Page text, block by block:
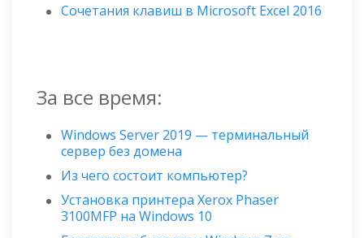
Сочетания клавиш в Microsoft Excel 2016
За все время:
Windows Server 2019 — терминальный
сервер без домена
Из чего состоит компьютер?
Установка принтера Xerox Phaser
3100MFP на Windows 10